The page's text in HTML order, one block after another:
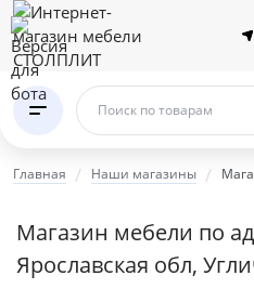
Поиск по товарам
Главная Наши магазины
Магазин мебели по
Ярославская обл,